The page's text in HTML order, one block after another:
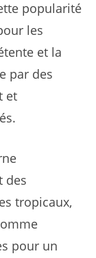
popularité
les
et la
par des
et
des
tropicaux,
pour un